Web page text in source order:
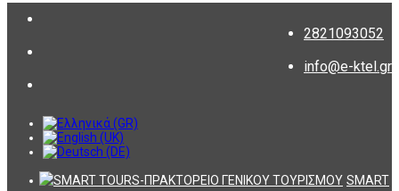
2821093052
info@e-ktel.gr
SMART